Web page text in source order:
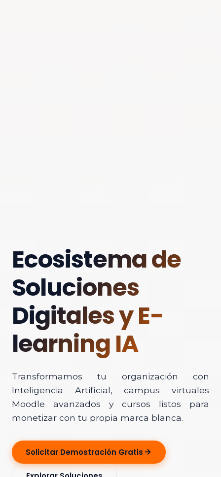
Ecosistema de
Soluciones
Digitales y E-
learning IA
Transformamos tu organización con
Inteligencia Artificial, campus virtuales
Moodle avanzados y cursos listos para
monetizar con tu propia marca blanca.
Solicitar Demostración Gratis